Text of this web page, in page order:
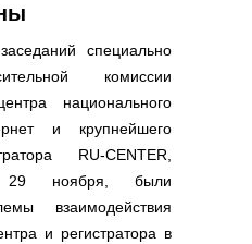
специально
комиссии
национального
и крупнейшего
RU-CENTER,
29 ноября, были
взаимодействия
и регистратора в